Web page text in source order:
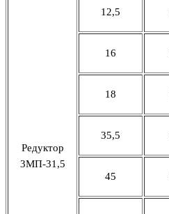
Редуктор
3МП-31,5
12,5
16
18
35,5
45